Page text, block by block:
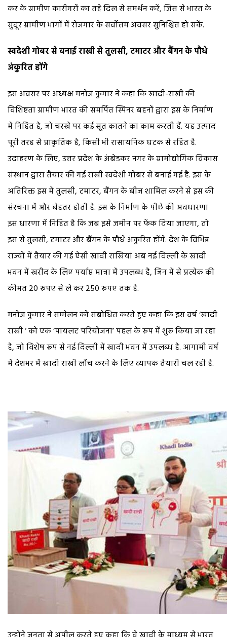
कर के ग्रामीण कारीगरों का तहे दिल से समर्थन करें, जिस से भारत के
सुदूर ग्रामीण भागों में रोजगार के सर्वोत्तम अवसर सुनिश्चित हो सकें.
स्वदेशी गोबर से बनाई राखी से तुलसी, टमाटर और बैंगन के पौधे
अंकुरित होंगे
इस अवसर पर अध्यक्ष मनोज कुमार ने कहा कि खादी-राखी की
विशिष्टता ग्रामीण भारत की समर्पित स्पिनर बहनों द्वारा इस के निर्माण
में निहित है, जो चरखे पर कई सूत कातने का काम करती हैं. यह उत्पाद
पूरी तरह से प्राकृतिक है, किसी भी रासायनिक घटक से रहित है.
उदाहरण के लिए, उत्तर प्रदेश के अंबेडकर नगर के ग्रामोद्योगिक विकास
संस्थान द्वारा तैयार की गई राखी स्वदेशी गोबर से बनाई गई है. इस के
अतिरिक्त इस में तुलसी, टमाटर, बैंगन के बीज शामिल करने से इस की
संरचना में और बेहतर होती है. इस के निर्माण के पीछे की अवधारणा
इस धारणा में निहित है कि जब इसे जमीन पर फेंक दिया जाएगा, तो
इस से तुलसी, टमाटर और बैंगन के पौधे अंकुरित होंगे. देश के विभिन्न
राज्यों में तैयार की गई ऐसी खादी राखियां अब नई दिल्ली के खादी
भवन में खरीद के लिए पर्याप्त मात्रा में उपलब्ध है, जिन में से प्रत्येक की
कीमत 20 रुपए से ले कर 250 रुपए तक है.
मनोज कुमार ने सम्मेलन को संबोधित करते हुए कहा कि इस वर्ष ‘खादी
राखी ‘ को एक ‘पायलट परियोजना’ पहल के रूप में शुरू किया जा रहा
है, जो विशेष रूप से नई दिल्ली में खादी भवन में उपलब्ध है. आगामी वर्ष
में देशभर में खादी राखी लौंच करने के लिए व्यापक तैयारी चल रही है.